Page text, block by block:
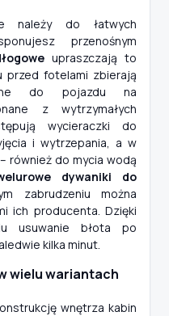
należy do łatwych
przenośnym
upraszczają to
przed fotelami zbierają
do pojazdu na
z wytrzymałych
wycieraczki do
i wytrzepania, a w
również do mycia wodą
dywaniki do
zabrudzeniu można
ich producenta. Dzięki
usuwanie błota po
kilka minut.
wielu wariantach
wnętrza kabin